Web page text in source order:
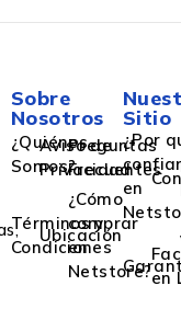
Sobre
Nosotros
¿Quiénes
Somos?
Aviso de
Privacidad
Preguntas
Frecuentes
Términos y
Condiciones
Ubicación
¿Cómo
comprar
en
Netstore?
Sitio
¿Por
en
en